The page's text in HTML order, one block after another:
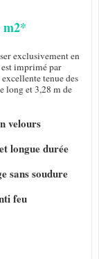
m2*
exclusivement en
imprimé par
tenue des
long et 3,28 m de
velours
longue durée
sans soudure
feu